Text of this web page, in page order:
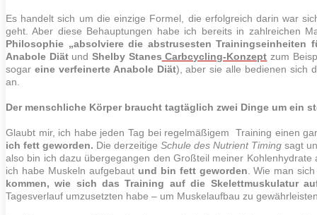
Es handelt sich um die einzige Formel, die erfolgreich darin war
geht. Aber diese Behauptungen habe ich bereits in zahlreichen
Philosophie „absolviere die abstrusesten Trainingseinheiten
Anabole Diätund Shelby Stanes Carbcycling-Konzept zum
sogar eine verfeinerte Anabole Diät), aber sie alle bedienen sich
an.
Der menschliche Körper braucht tagtäglich zwei Dinge um ein
Glaubt mir, ich habe jeden Tag bei regelmäßigemTraining einen
ich fett geworden. Die derzeitige Schule des Nutrient Timing sagt
also bin ich dazu übergegangen den Großteil meiner
ich habe Muskeln aufgebautund bin fettgeworden. Wie man
kommen, wie sich dasTraining auf die Skelettmuskulatur
Tagesverlauf umzusetzten habe – um Muskelaufbau zu